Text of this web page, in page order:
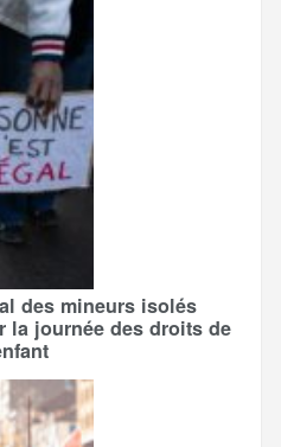
des mineurs isolés
la journée des droits de